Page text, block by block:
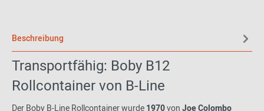
Beschreibung
Transportfähig: Boby B12
Rollcontainer von B-Line
Der Boby B-Line Rollcontainer wurde1970vonJoe Colombo